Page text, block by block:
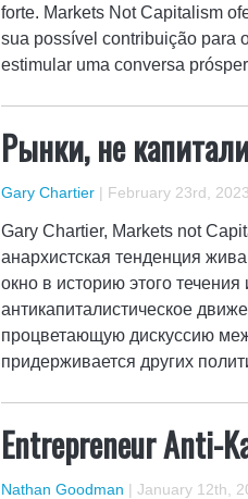
forte. Markets Not Capitalism
sua possível contribuição para
estimular uma conversa
Рынки, не
Gary Chartier | February 23rd, 2023
Gary Chartier, Markets not
анархистская тенденция
окно в историю этого
антикапиталистическое
процветающую дискуссию
придерживается других
Entrepreneur Anti-
Nathan Goodman | January 12th,